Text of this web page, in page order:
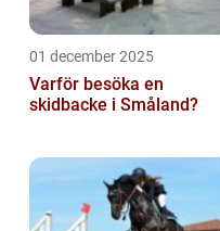
01 december 2025
Varför besöka en
skidbacke i Småland?